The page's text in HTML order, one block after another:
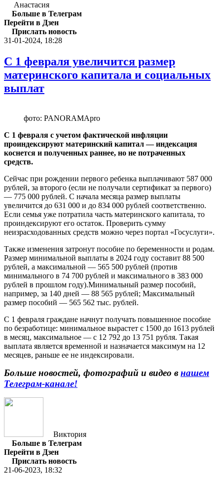
Анастасия
Больше в Телеграм
Перейти в Дзен
Прислать новость
31-01-2024, 18:28
С 1 февраля увеличится размер
материнского капитала и социальных
выплат
фото: PANORAMApro
С 1 февраля с учетом фактической инфляции
проиндексируют материнский капитал — индексация
коснется и полученных раннее, но не потраченных
средств.
Сейчас при рождении первого ребенка выплачивают 587 000
рублей, за второго (если не получали сертификат за первого)
— 775 000 рублей. С начала месяца размер выплаты
увеличится до 631 000 и до 834 000 рублей соответственно.
Если семья уже потратила часть материнского капитала, то
проиндексируют его остаток. Проверить сумму
неизрасходованных средств можно через портал «Госуслуги».
Также изменения затронут пособие по беременности и родам.
Размер минимальной выплаты в 2024 году составит 88 500
рублей, а максимальной — 565 500 рублей (против
минимального в 74 700 рублей и максимального в 383 000
рублей в прошлом году).Минимальный размер пособий,
например, за 140 дней — 88 565 рублей; Максимальный
размер пособий — 565 562 тыс. рублей.
С 1 февраля граждане начнут получать повышенное пособие
по безработице: минимальное вырастет с 1500 до 1613 рублей
в месяц, максимальное — с 12 792 до 13 751 рубля. Такая
выплата является временной и назначается максимум на 12
месяцев, раньше ее не индексировали.
Больше новостей, фотографий и видео в нашем
Телеграм-канале!
Виктория
Больше в Телеграм
Перейти в Дзен
Прислать новость
21-06-2023, 18:32